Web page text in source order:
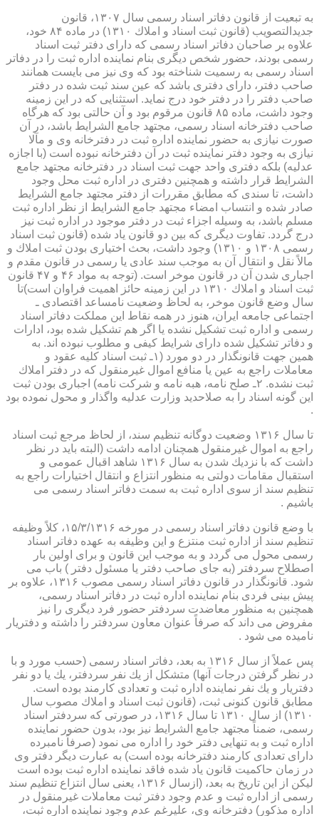
به تبعیت از قانون دفاتر اسناد رسمی سال ۱۳۰۷، قانون
جدیدالتصویب (قانون ثبت اسناد و املاك ۱۳۱۰) در ماده ۸۴ خود،
علاوه بر صاحبان دفاتر اسناد رسمی كه دارای دفتر ثبت اسناد
رسمی بودند، حضور شخص دیگری بنام نماینده اداره ثبت را در دفاتر
اسناد رسمی به رسمیت شناخته بود كه وی نیز می بایست همانند
صاحب دفتر، دارای دفتری باشد كه عین سند ثبت شده در دفتر
صاحب دفتر را در دفتر خود درج نماید. استثنایی كه در این زمینه
وجود داشت، ماده ۸۵ قانون مرقوم بود و آن حالتی بود كه هرگاه
صاحب دفترخانه اسناد رسمی، مجتهد جامع الشرایط باشد، در آن
صورت نیازی به حضور نماینده اداره ثبت در دفترخانه وی و مآلا
نیازی به وجود دفتر نماینده ثبت در آن دفترخانه نبوده است (با اجازه
عدلیه) بلكه دفتری واحد جهت ثبت اسناد در دفترخانه مجتهد جامع
الشرایط قرار داشته و همچنین دفتری در اداره ثبت محل وجود
داشت، تا سندی كه مطابق مقررات از دفتر مجتهد جامع الشرایط
صادر شده و انتساب امضاء مجتهد جامع الشرایط از نظر اداره ثبت
مسلم باشد، به وسیله اجزاء ثبت در دفتر موجود در اداره ثبت نیز
درج گردد. تفاوت دیگری كه بین دو قانون یاد شده (قانون ثبت اسناد
رسمی ۱۳۰۸ و ۱۳۱۰) وجود داشت، بحث اختیاری بودن ثبت املاك و
مالاً نقل و انتقال آن به موجب سند عادی یا رسمی در قانون مقدم و
اجباری شدن آن در قانون موخر است. (توجه به مواد ۴۶ و ۴۷ قانون
ثبت اسناد و املاك ۱۳۱۰ در این زمینه حائز اهمیت فراوان است)تا
سال وضع قانون موخر، به لحاظ وضعیت نامساعد اقتصادی ـ
اجتماعی جامعه ایران، هنوز در همه نقاط این مملكت دفاتر اسناد
رسمی و اداره ثبت تشكیل نشده یا اگر هم تشكیل شده بود، ادارات
و دفاتر تشكیل شده دارای شرایط كیفی و مطلوب نبوده اند. به
همین جهت قانونگذار در دو مورد (۱ـ ثبت اسناد كلیه عقود و
معاملات راجع به عین یا منافع اموال غیرمنقول كه در دفتر املاك
ثبت نشده. ۲ـ صلح نامه، هبه نامه و شركت نامه) اجباری بودن ثبت
این گونه اسناد را به صلاحدید وزارت عدلیه واگذار و محول نموده بود
.
تا سال ۱۳۱۶ وضعیت دوگانه تنظیم سند، از لحاظ مرجع ثبت اسناد
راجع به اموال غیرمنقول همچنان ادامه داشت (البته باید در نظر
داشت كه با نزدیك شدن به سال ۱۳۱۶ شاهد اقبال عمومی و
استقبال مقامات دولتی به منظور انتزاع و انتقال اختیارات راجع به
تنظیم سند از سوی اداره ثبت به سمت دفاتر اسناد رسمی می
باشیم .
با وضع قانون دفاتر اسناد رسمی در مورخه ۱۵/۳/۱۳۱۶، كلاً وظیفه
تنظیم سند از اداره ثبت منتزع و این وظیفه به عهده دفاتر اسناد
رسمی محول می گردد و به موجب این قانون و برای اولین بار
اصطلاح سردفتر (به جای صاحب دفتر یا مسئول دفتر ) باب می
شود. قانونگذار در قانون دفاتر اسناد رسمی مصوب ۱۳۱۶، علاوه بر
پیش بینی فردی بنام نماینده اداره ثبت در دفاتر اسناد رسمی،
همچنین به منظور معاضدت سردفتر حضور فرد دیگری را نیز
مفروض می داند كه صرفاً عنوان معاون سردفتر را داشته و دفتریار
نامیده می شود .
پس عملاً از سال ۱۳۱۶ به بعد، دفاتر اسناد رسمی (حسب مورد و با
در نظر گرفتن درجات آنها) متشكل از یك نفر سردفتر، یك یا دو نفر
دفتریار و یك نفر نماینده اداره ثبت و تعدادی كارمند بوده است.
مطابق قانون كنونی ثبت، (قانون ثبت اسناد و املاك مصوب سال
۱۳۱۰) از سال ۱۳۱۰ تا سال ۱۳۱۶، در صورتی كه سردفتر اسناد
رسمی، ضمناً مجتهد جامع الشرایط نیز بود، بدون حضور نماینده
اداره ثبت و به تنهایی دفتر خود را اداره می نمود (صرفاً نامبرده
دارای تعدادی كارمند دفترخانه بوده است) به عبارت دیگر دفتر وی
در زمان حاكمیت قانون یاد شده فاقد نماینده اداره ثبت بوده است
لیكن از این تاریخ به بعد، (ازسال ۱۳۱۶، یعنی سال انتزاع تنظیم سند
رسمی از اداره ثبت و عدم وجود دفتر ثبت معاملات غیرمنقول در
اداره مذكور) دفترخانه وی، علیرغم عدم وجود نماینده اداره ثبت،